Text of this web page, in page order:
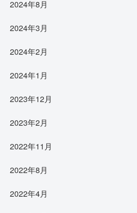
2024年8月
2024年3月
2024年2月
2024年1月
2023年12月
2023年2月
2022年11月
2022年8月
2022年4月